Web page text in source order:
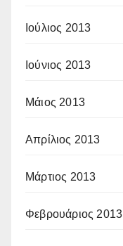
Ιούλιος 2013
Ιούνιος 2013
Μάιος 2013
Απρίλιος 2013
Μάρτιος 2013
Φεβρουάριος 2013